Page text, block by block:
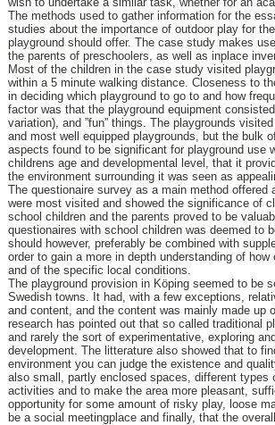
The methods used to gather information for the
studies about the importance of outdoor play for
playground should offer. The case study makes
the parents of preschoolers, as well as inplace
Most of the children in the case study visited
within a 5 minute walking distance. Closeness to
in deciding which playground to go to and how
factor was that the playground equipment
variation), and ”fun” things. The playgrounds
and most well equipped playgrounds, but the bulk
aspects found to be significant for playground use
childrens age and developmental level, that it
the environment surrounding it was seen as
The questionaire survey as a main method
were most visited and showed the significance of
school children and the parents proved to be
questionaires with school children was deemed to
should however, preferably be combined with
order to gain a more in depth understanding of
and of the specific local conditions.
The playground provision in Köping seemed to be
Swedish towns. It had, with a few exceptions,
and content, and the content was mainly made up
research has pointed out that so called traditional
and rarely the sort of experimentative, exploring
development. The litterature also showed that to
environment you can judge the existence and
also small, partly enclosed spaces, different
activities and to make the area more pleasant,
opportunity for some amount of risky play, loose
be a social meetingplace and finally, that the